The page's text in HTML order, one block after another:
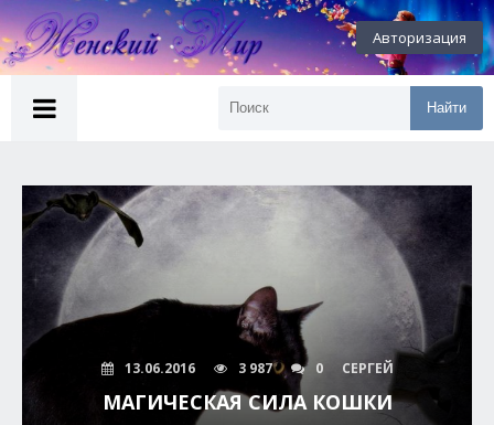
Авторизация
Найти
13.06.2016 3 987 0 СЕРГЕЙ
МАГИЧЕСКАЯ СИЛА КОШКИ